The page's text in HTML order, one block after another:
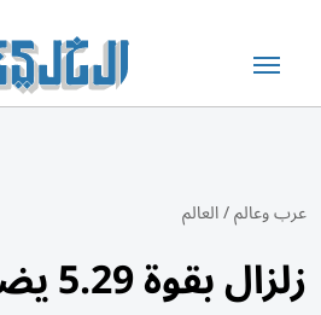
عرب وعالم/العالم
زلزال